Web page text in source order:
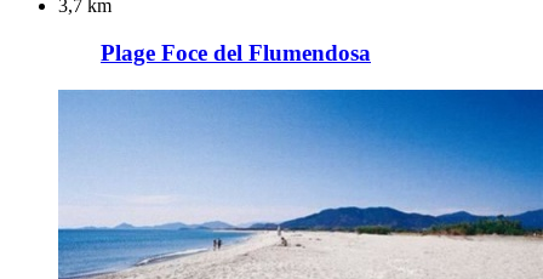
3,7 km
Plage Foce del Flumendosa